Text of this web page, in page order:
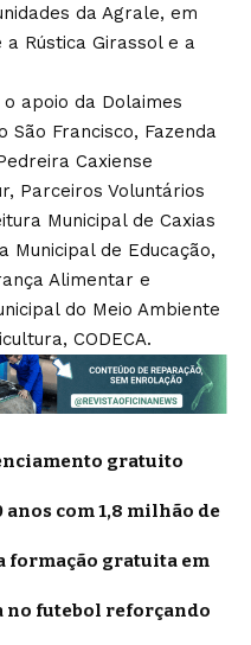
da Agrale, em
Rústica Girassol e a
apoio da Dolaimes
São Francisco, Fazenda
Caxiense
Parceiros Voluntários
Municipal de Caxias
Municipal de Educação,
Alimentar e
do Meio Ambiente
CODECA.
gratuito
com 1,8 milhão de
formação gratuita em
no futebol reforçando